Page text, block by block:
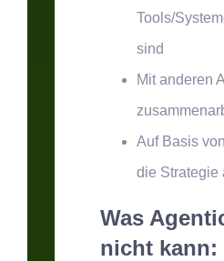
Tools/
sind
Mit anderen
Auf Basis
die Strategie
Was
nicht kann: